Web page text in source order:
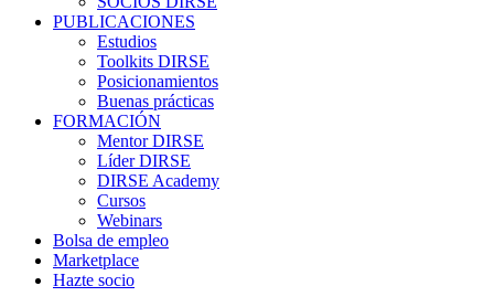
PUBLICACIONES
Estudios
Toolkits DIRSE
Posicionamientos
Buenas prácticas
FORMACIÓN
Mentor DIRSE
Líder DIRSE
DIRSE Academy
Cursos
Webinars
Bolsa de empleo
Marketplace
Hazte socio